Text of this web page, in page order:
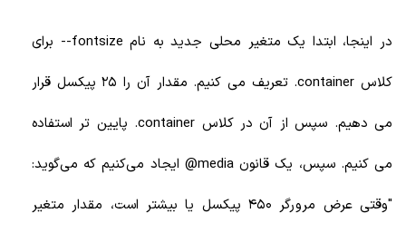
در اینجا، ابتدا یک متغیر محلی جدید به نام fontsize-- برای
کلاس container. تعریف می کنیم. مقدار آن را 25 پیکسل قرار
می دهیم. سپس از آن در کلاس container. پایین تر استفاده
می کنیم. سپس، یک قانون media@ ایجاد می‌کنیم که می‌گوید:
"وقتی عرض مرورگر 450 پیکسل یا بیشتر است، مقدار متغیر